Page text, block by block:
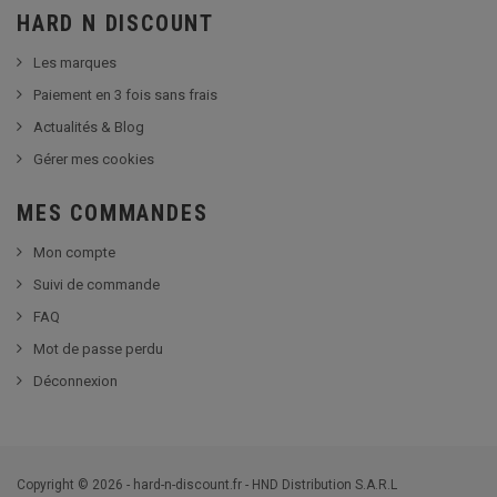
HARD N DISCOUNT
Les marques
Paiement en 3 fois sans frais
Actualités & Blog
Gérer mes cookies
MES COMMANDES
Mon compte
Suivi de commande
FAQ
Mot de passe perdu
Déconnexion
Copyright © 2026 - hard-n-discount.fr - HND Distribution S.A.R.L